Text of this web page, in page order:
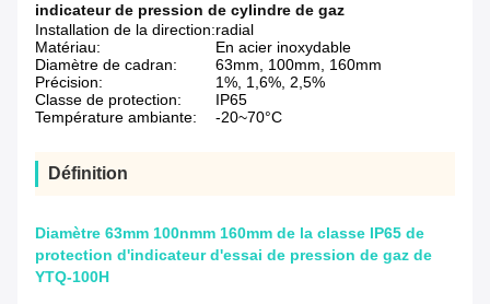
indicateur de pression de cylindre de gaz
Installation de la direction:radial
Matériau:
En acier inoxydable
Diamètre de cadran:
63mm, 100mm, 160mm
Précision:
1%, 1,6%, 2,5%
Classe de protection:
IP65
Température ambiante:
-20~70°C
Définition
Diamètre 63mm 100nmm 160mm de la classe IP65 de
protection d'indicateur d'essai de pression de gaz de
YTQ-100H